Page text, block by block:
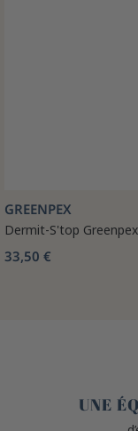
GREENPEX
Dermit-S'top Greenpex
33,50 €
UNE